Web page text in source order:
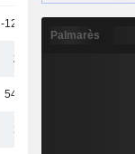
-12,43 M
210 M
54,72 M
155 M
Palmarès